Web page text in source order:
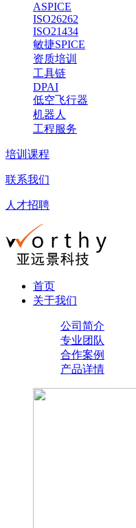
ASPICE
ISO26262
ISO21434
敏捷SPICE
资质培训
工具链
DPAI
低空飞行器
机器人
工程服务
培训课程
联系我们
人才招聘
首页
关于我们
公司简介
专业团队
合作案例
产品详情